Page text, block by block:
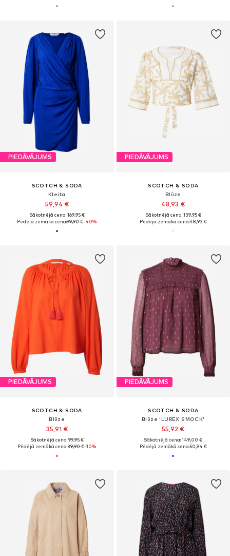
PIEDĀVĀJUMS
SCOTCH & SODA
Kleita
59,94 €
Sākotnējā cena: 169,95 €
Pēdējā zemākā cena:99,90 €-40%
PIEDĀVĀJUMS
SCOTCH & SODA
Blūze
48,93 €
Sākotnējā cena: 139,95 €
Pēdējā zemākā cena:48,93 €
PIEDĀVĀJUMS
SCOTCH & SODA
Blūze
35,91 €
Sākotnējā cena: 99,95 €
Pēdējā zemākā cena:39,90 €-10%
PIEDĀVĀJUMS
SCOTCH & SODA
Blūze 'LUREX SMOCK'
55,92 €
Sākotnējā cena: 149,00 €
Pēdējā zemākā cena:50,94 €